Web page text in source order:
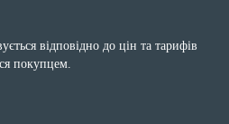
відповідно до цін та тарифів
покупцем.